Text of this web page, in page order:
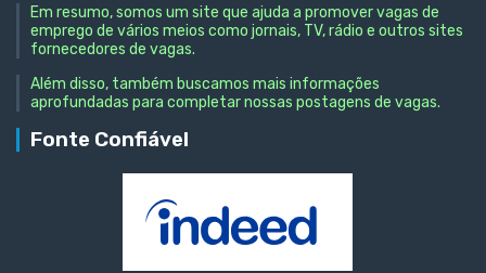
Em resumo, somos um site que ajuda a promover vagas de
emprego de vários meios como jornais, TV, rádio e outros sites
fornecedores de vagas.
Além disso, também buscamos mais informações
aprofundadas para completar nossas postagens de vagas.
Fonte Confiável